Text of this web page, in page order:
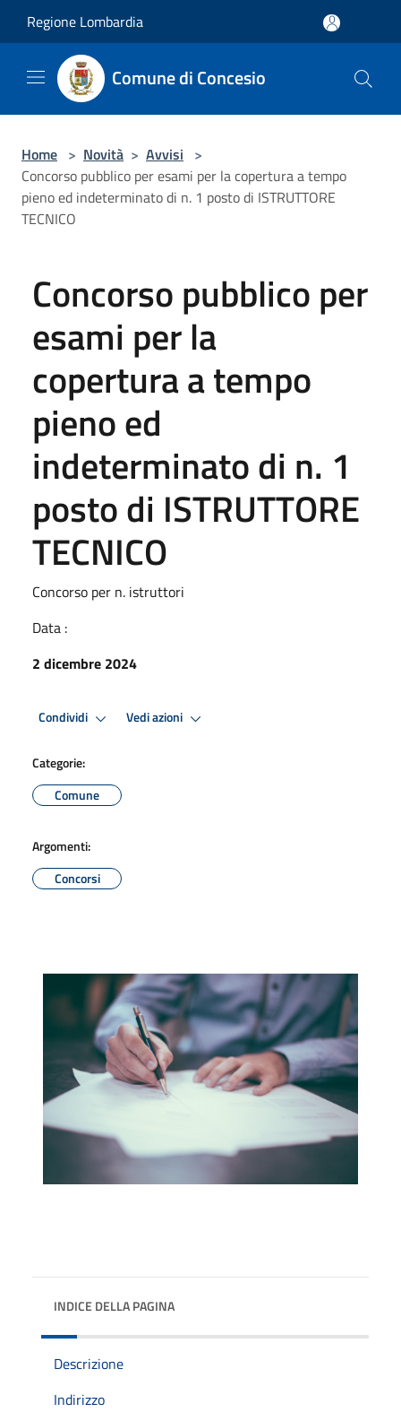
Regione Lombardia
Comune di Concesio
Home > Novità > Avvisi >
Concorso pubblico per esami per la copertura a tempo
pieno ed indeterminato di n. 1 posto di ISTRUTTORE
TECNICO
Concorso pubblico per
esami per la
copertura a tempo
pieno ed
indeterminato di n. 1
posto di ISTRUTTORE
TECNICO
Concorso per n. istruttori
Data :
2 dicembre 2024
Condividi Vedi azioni
Categorie:
Comune
Argomenti:
Concorsi
INDICE DELLA PAGINA
Descrizione
Indirizzo